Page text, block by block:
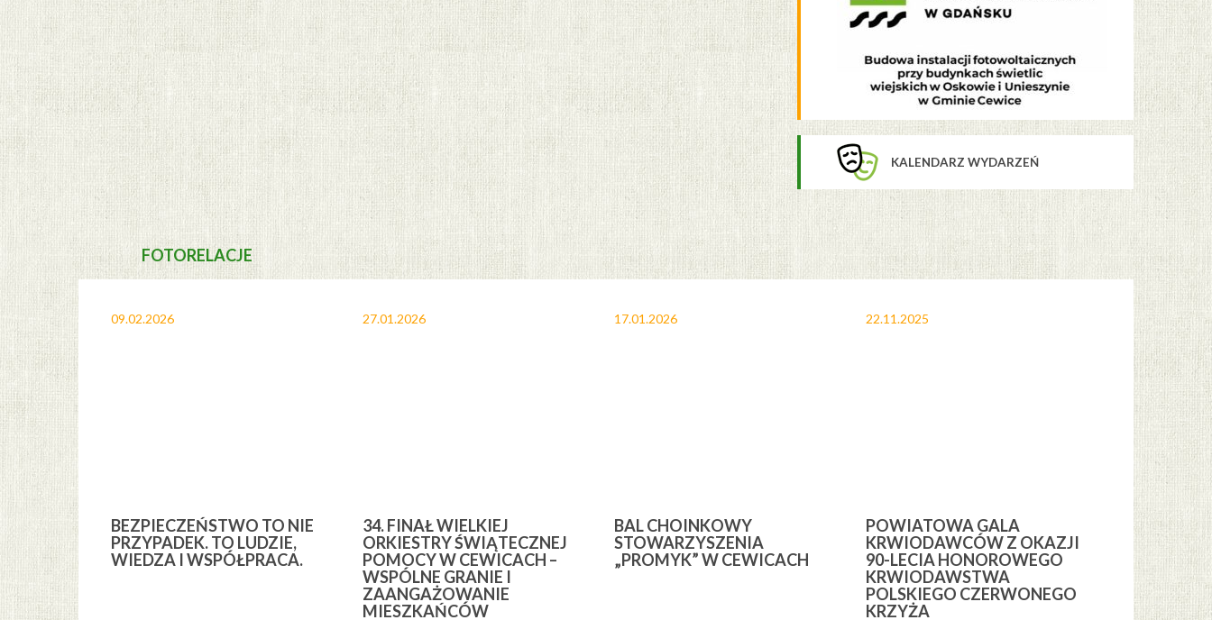
KALENDARZ WYDARZEŃ
FOTORELACJE
Z
GMINY
09.02.2026
BEZPIECZEŃSTWO TO NIE
PRZYPADEK. TO LUDZIE,
WIEDZA I WSPÓŁPRACA.
27.01.2026
34. FINAŁ WIELKIEJ
ORKIESTRY ŚWIĄTECZNEJ
POMOCY W CEWICACH –
WSPÓLNE GRANIE I
ZAANGAŻOWANIE
MIESZKAŃCÓW
17.01.2026
BAL CHOINKOWY
STOWARZYSZENIA
„PROMYK” W CEWICACH
22.11.2025
POWIATOWA GALA
KRWIODAWCÓW Z OKAZJI
90-LECIA HONOROWEGO
KRWIODAWSTWA
POLSKIEGO CZERWONEGO
KRZYŻA
12.11.2025
OBCHODY
ŚWIĘTA
GMINIE